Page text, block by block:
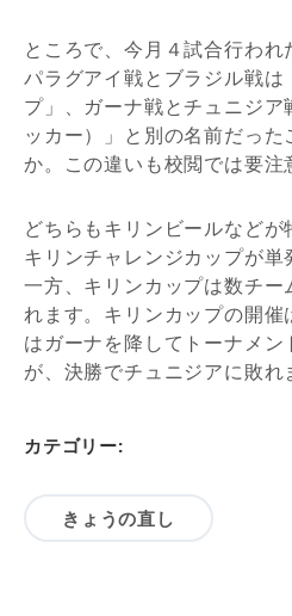
ところで、今月４試合行われ
パラグアイ戦とブラジル戦は
プ」、ガーナ戦とチュニジ
ッカー）」と別の名前だった
か。この違いも校閲では要注
どちらもキリンビールなどが
キリンチャレンジカップが
一方、キリンカップは数チ
れます。キリンカップの開
はガーナを降してトーナメ
が、決勝でチュニジアに敗れ
カテゴリー:
きょうの直し